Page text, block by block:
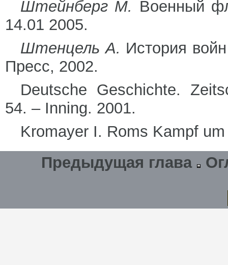
Штейнберг М. Военный
14.01 2005.
Штенцель А. История
Пресс, 2002.
Deutsche Geschichte.
54. – Inning. 2001.
Kromayer I. Roms Kampf
Предыдущая глава